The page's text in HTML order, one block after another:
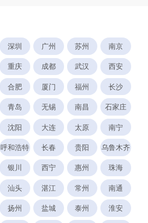
深圳 广州 苏州 南京
重庆 成都 武汉 西安
合肥 厦门 福州 长沙
青岛 无锡 南昌 石家庄
沈阳 大连 太原 南宁
呼和浩特 长春 贵阳 乌鲁木齐
银川 西宁 惠州 珠海
汕头 湛江 常州 南通
扬州 盐城 泰州 淮安